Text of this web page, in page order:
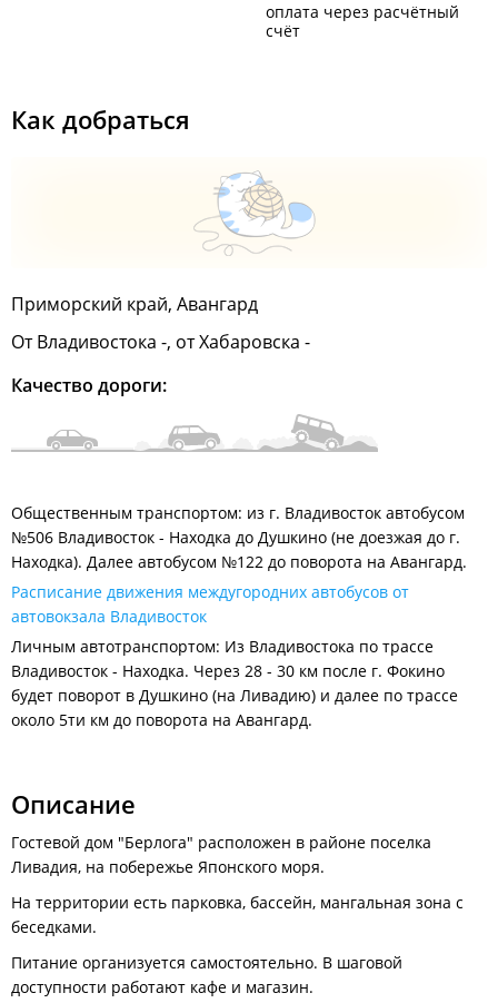
оплата через расчётный
счёт
Как добраться
Приморский край, Авангард
От Владивостока -, от Хабаровска -
Качество дороги:
Общественным транспортом: из г. Владивосток автобусом
№506 Владивосток - Находка до Душкино (не доезжая до г.
Находка). Далее автобусом №122 до поворота на Авангард.
Расписание движения междугородних автобусов от
автовокзала Владивосток
Личным автотранспортом: Из Владивостока по трассе
Владивосток - Находка. Через 28 - 30 км после г. Фокино
будет поворот в Душкино (на Ливадию) и далее по трассе
около 5ти км до поворота на Авангард.
Описание
Гостевой дом "Берлога" расположен в районе поселка
Ливадия, на побережье Японского моря.
На территории есть парковка, бассейн, мангальная зона с
беседками.
Питание организуется самостоятельно. В шаговой
доступности работают кафе и магазин.